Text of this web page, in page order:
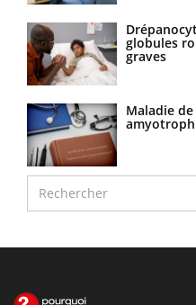
globules
graves
Maladie